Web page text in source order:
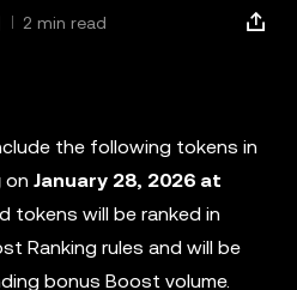
2 min read
the following tokens in
on January 28, 2026 at
tokens will be ranked in
Ranking rules and will be
bonus Boost volume.